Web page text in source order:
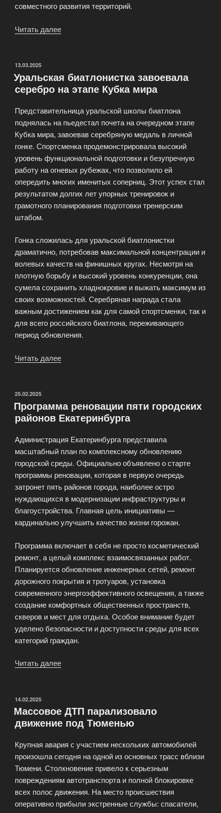
совместного развития территорий.
Читать далее
в
Тюмени»
ОПУБЛИКОВАНО
13.03.2025
Уральская биатлонистка завоевала
серебро на этапе Кубка мира
Представительница уральской школы биатлона
поднялась на пьедестал почета на очередном этапе
Кубка мира, завоевав серебряную медаль в личной
гонке. Спортсменка продемонстрировала высокий
уровень функциональной подготовки и безупречную
работу на огневых рубежах, что позволило ей
опередить многих именитых соперниц. Этот успех стал
результатом долгих лет упорных тренировок и
грамотного планирования подготовки тренерским
штабом.
Гонка сложилась для уральской биатлонистки
драматично, потребовав максимальной концентрации и
волевых качеств на финишных кругах. Несмотря на
плотную борьбу и высокий уровень конкуренции, она
сумела сохранить хладнокровие и выжать максимум из
своих возможностей. Серебряная награда стала
важным достижением как для самой спортсменки, так и
для всего российского биатлона, переживающего
период обновления.
Читать далее
на
этапе
мира»
ОПУБЛИКОВАНО
25.02.2025
Программа реновации пяти городских
районов Екатеринбурга
Администрация Екатеринбурга представила
масштабный план по комплексному обновлению
городской среды. Официально объявлено о старте
программы реновации, которая в первую очередь
затронет пять районов города, наиболее остро
нуждающихся в модернизации инфраструктуры и
благоустройства. Главная цель инициативы —
кардинально улучшить качество жизни горожан.
Программа включает в себя не просто косметический
ремонт, а целый комплекс взаимосвязанных работ.
Планируется обновление инженерных сетей, ремонт
дорожного покрытия и тротуаров, установка
современного энергоэффективного освещения, а также
создание комфортных общественных пространств,
скверов и мест для отдыха. Особое внимание будет
уделено безопасности и доступности среды для всех
категорий граждан.
Читать далее
районов
Екатеринбурга»
ОПУБЛИКОВАНО
14.02.2025
Массовое ДТП парализовало
движение под Тюменью
Крупная авария с участием нескольких автомобилей
произошла сегодня на одной из основных трасс вблизи
Тюмени. Столкновение привело к серьезным
повреждениям автотранспорта и полной блокировке
всех полос движения. На место происшествия
оперативно прибыли экстренные службы: спасатели,